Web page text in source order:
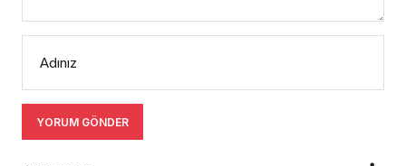
Adınız
YORUM GÖNDER